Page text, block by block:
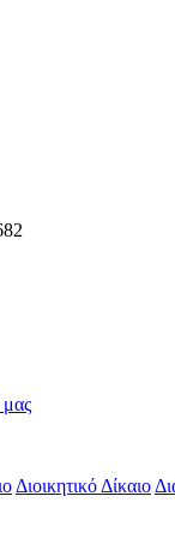
Διοικητικό Δίκαιο